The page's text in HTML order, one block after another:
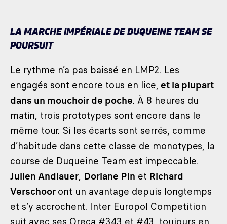
LA MARCHE IMPÉRIALE DE DUQUEINE TEAM SE
POURSUIT
Le rythme n’a pas baissé en LMP2. Les
engagés sont encore tous en lice, et la plupart
dans un mouchoir de poche. À 8 heures du
matin, trois prototypes sont encore dans le
même tour. Si les écarts sont serrés, comme
d’habitude dans cette classe de monotypes, la
course de Duqueine Team est impeccable.
Julien Andlauer, Doriane Pin et Richard
Verschooront un avantage depuis longtemps
et s’y accrochent. Inter Europol Competition